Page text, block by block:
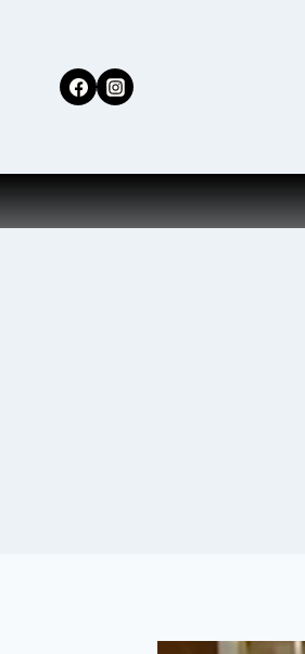
contingut